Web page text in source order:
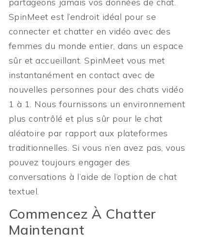
SpinMeet est l’endroit idéal pour se
connecter et chatter en vidéo avec des
femmes du monde entier, dans un espace
sûr et accueillant. SpinMeet vous met
instantanément en contact avec de
nouvelles personnes pour des chats vidéo
1 à 1. Nous fournissons un environnement
plus contrôlé et plus sûr pour le chat
aléatoire par rapport aux plateformes
traditionnelles. Si vous n’en avez pas, vous
pouvez toujours engager des
conversations à l’aide de l’option de chat
textuel.
Commencez À Chatter
Maintenant